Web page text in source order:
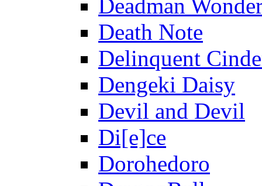
Deadman
Death Note
Delinquent
Dengeki Daisy
Devil and Devil
Di[e]ce
Dorohedoro